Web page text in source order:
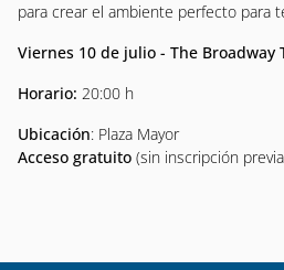
para crear el ambiente perfecto para
Viernes 10 de julio - The Broadway
Horario: 20:00 h
Ubicación: Plaza Mayor
Acceso gratuito (sin inscripción